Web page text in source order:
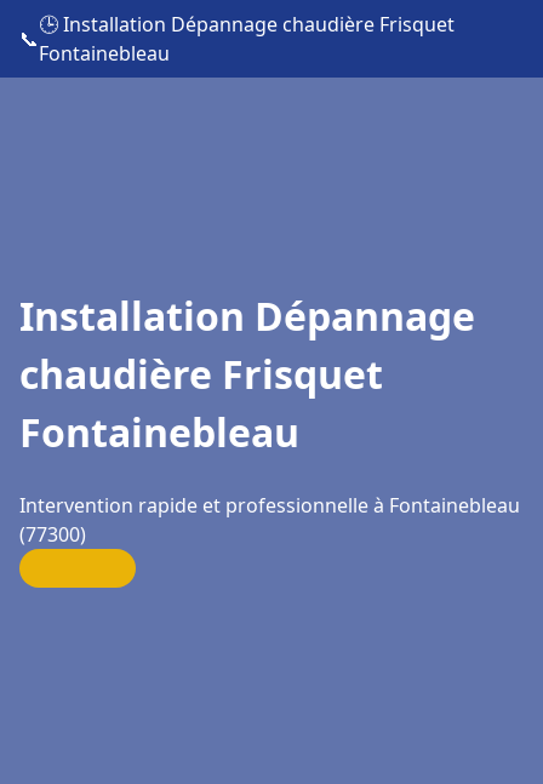
📞
🕒 Installation Dépannage chaudière Frisquet
Fontainebleau
Installation Dépannage
chaudière Frisquet
Fontainebleau
Intervention rapide et professionnelle à Fontainebleau
(77300)